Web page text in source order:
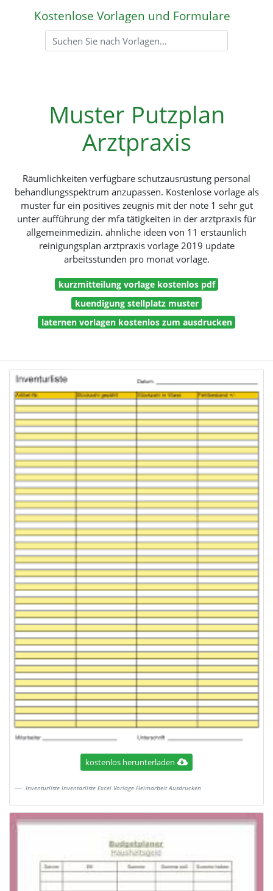
Kostenlose Vorlagen und Formulare
Muster Putzplan
Arztpraxis
Räumlichkeiten verfügbare schutzausrüstung personal
behandlungsspektrum anzupassen. Kostenlose vorlage als
muster für ein positives zeugnis mit der note 1 sehr gut
unter aufführung der mfa tätigkeiten in der arztpraxis für
allgemeinmedizin. ähnliche ideen von 11 erstaunlich
reinigungsplan arztpraxis vorlage 2019 update
arbeitsstunden pro monat vorlage.
kurzmitteilung vorlage kostenlos pdf
kuendigung stellplatz muster
laternen vorlagen kostenlos zum ausdrucken
kostenlos herunterladen
Inventurliste Inventarliste Excel Vorlage Heimarbeit Ausdrucken